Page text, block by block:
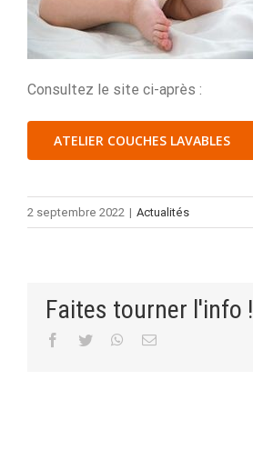
Consultez le site ci-après :
ATELIER COUCHES LAVABLES
2 septembre 2022 | Actualités
Faites tourner l'info !
Facebook
Twitter WhatsApp
Email